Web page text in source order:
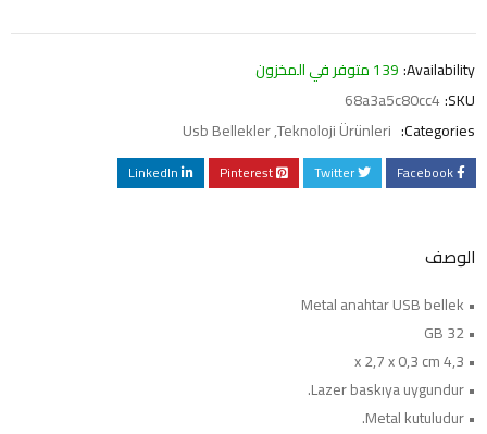
Availability: 139 متوفر في المخزون
SKU:
68a3a5c80cc4
Categories:
Teknoloji Ürünleri
,
Usb Bellekler
Facebook
Twitter
Pinterest
LinkedIn
الوصف
• Metal anahtar USB bellek
• 32 GB
• 4,3 x 2,7 x 0,3 cm
• Lazer baskıya uygundur.
• Metal kutuludur.